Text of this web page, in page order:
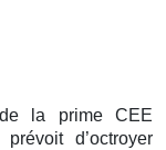
la prime CEE
d’octroyer